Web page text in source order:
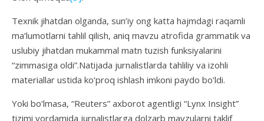
Texnik jihatdan olganda, sun’iy ong katta hajmdagi raqamli
ma’lumotlarni tahlil qilish, aniq mavzu atrofida grammatik va
uslubiy jihatdan mukammal matn tuzish funksiyalarini
“zimmasiga oldi”.Natijada jurnalistlarda tahliliy va izohli
materiallar ustida ko‘proq ishlash imkoni paydo bo‘ldi.
Yoki bo‘lmasa, “Reuters” axborot agentligi “Lynx Insight”
tizimi yordamida jurnalistlarga dolzarb mavzularni taklif